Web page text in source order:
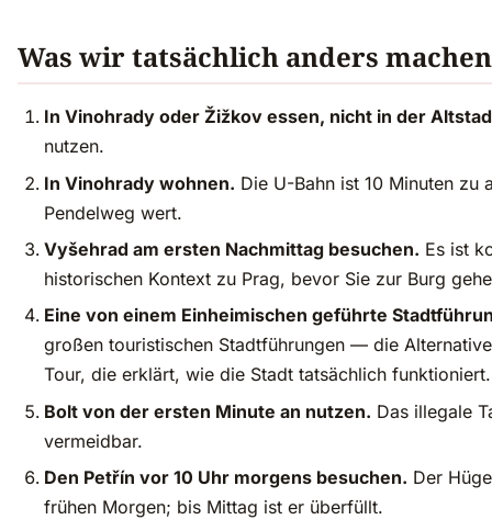
Was wir tatsächlich anders
In Vinohrady oder Žižkov essen, nicht in der
nutzen.
In Vinohrady wohnen. Die U-Bahn ist 10 Minuten zu
Pendelweg wert.
Vyšehrad am ersten Nachmittag besuchen. Es ist
historischen Kontext zu Prag, bevor Sie zur Burg
Eine von einem Einheimischen geführte
großen touristischen Stadtführungen — die
Tour, die erklärt, wie die Stadt tatsächlich funktioniert.
Bolt von der ersten Minute an nutzen. Das illegale
vermeidbar.
Den Petřín vor 10 Uhr morgens besuchen. Der
frühen Morgen; bis Mittag ist er überfüllt.